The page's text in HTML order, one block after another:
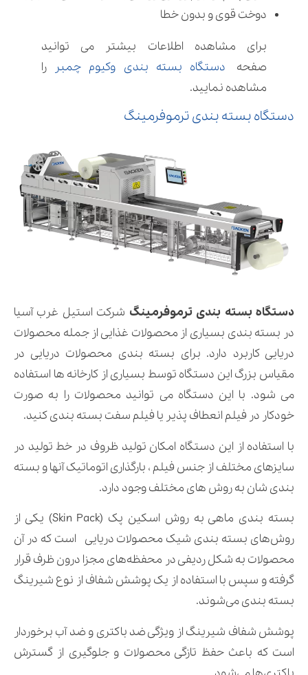
دوخت قوی و بدون خطا
برای مشاهده اطلاعات بیشتر می توانید
صفحه دستگاه بسته بندی وکیوم چمبر
را
مشاهده نمایید.
دستگاه بسته بندی ترموفرمینگ
دستگاه بسته بندی ترموفرمینگ شرکت استیل غرب آسیا
در بسته بندی بسیاری از محصولات غذایی از جمله محصولات
دریایی کاربرد دارد. برای بسته بندی محصولات دریایی در
مقیاس بزرگ این دستگاه توسط بسیاری از کارخانه ها استفاده
می شود. با این دستگاه می توانید محصولات را به صورت
خودکار در فیلم انعطاف پذیر یا فیلم سفت بسته بندی کنید.
با استفاده از این دستگاه امکان تولید ظروف در خط تولید در
سایزهای مختلف از جنس فیلم ، بارگذاری اتوماتیک آنها و بسته
بندی شان به روش های مختلف وجود دارد.
بسته بندی ماهی به روش اسکین پک (Skin Pack) یکی از
روش‌های بسته بندی شیک محصولات دریایی است که در آن
محصولات به شکل ردیفی در محفظه‌های مجزا درون ظرف قرار
گرفته و سپس با استفاده از یک پوشش شفاف از نوع شیرینگ
بسته بندی می‌شوند.
پوشش شفاف شیرینگ از ویژگی ضد باکتری و ضد آب برخوردار
است که باعث حفظ تازگی محصولات و جلوگیری از گسترش